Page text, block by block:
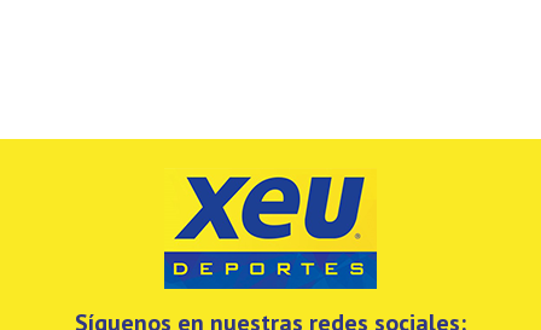
Síguenos en nuestras redes sociales: